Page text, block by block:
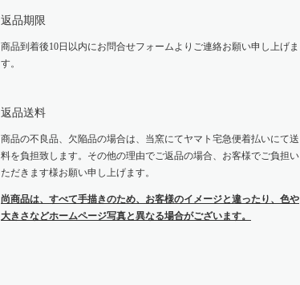
返品期限
商品到着後10日以内にお問合せフォームよりご連絡お願い申し上げま
す。
返品送料
商品の不良品、欠陥品の場合は、当窯にてヤマト宅急便着払いにて送
料を負担致します。その他の理由でご返品の場合、お客様でご負担い
ただきます様お願い申し上げます。
尚商品は、すべて手描きのため、お客様のイメージと違ったり、色や
大きさなどホームページ写真と異なる場合がございます。